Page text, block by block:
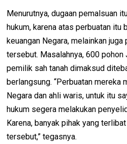
Menurutnya, dugaan pemalsuan
hukum, karena atas perbuatan itu
keuangan Negara, melainkan
tersebut. Masalahnya, 600 pohon
pemilik sah tanah dimaksud
berlangsung. “Perbuatan mereka
Negara dan ahli waris, untuk itu
hukum segera melakukan
Karena, banyak pihak yang
tersebut,” tegasnya.